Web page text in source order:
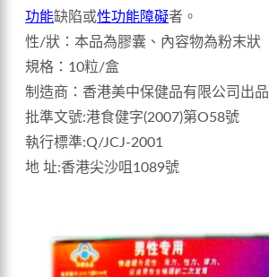
功能缺陷或性功能障礙者。
性/狀：本品為膠囊、內容物為粉末狀
規格：10粒/盒
制造商：香港美中保健品有限公司出品
批準文號:港食健字(2007)第O58號
執行標準:Q/JCJ-2001
地 址:香港尖沙咀1089號